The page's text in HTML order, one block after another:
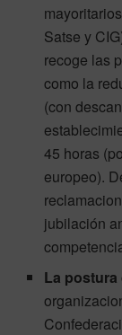
Satse y
recoge las
como la
(con
45 horas
europeo).
jubilación
La postura